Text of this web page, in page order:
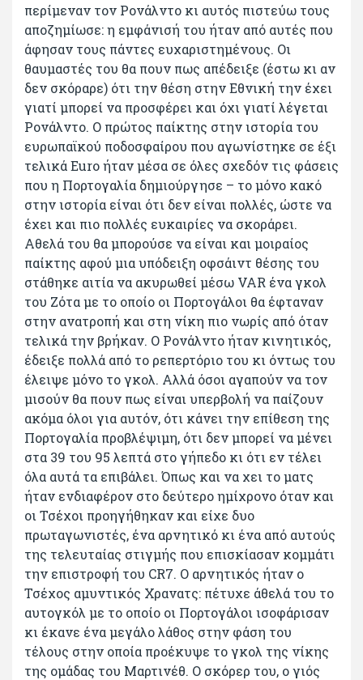
περίμεναν τον Ρονάλντο κι αυτός πιστεύω τους
αποζημίωσε: η εμφάνισή του ήταν από αυτές που
άφησαν τους πάντες ευχαριστημένους. Οι
θαυμαστές του θα πουν πως απέδειξε (έστω κι αν
δεν σκόραρε) ότι την θέση στην Εθνική την έχει
γιατί μπορεί να προσφέρει και όχι γιατί λέγεται
Ρονάλντο. Ο πρώτος παίκτης στην ιστορία του
ευρωπαϊκού ποδοσφαίρου που αγωνίστηκε σε έξι
τελικά Euro ήταν μέσα σε όλες σχεδόν τις φάσεις
που η Πορτογαλία δημιούργησε – το μόνο κακό
στην ιστορία είναι ότι δεν είναι πολλές, ώστε να
έχει και πιο πολλές ευκαιρίες να σκοράρει.
Αθελά του θα μπορούσε να είναι και μοιραίος
παίκτης αφού μια υπόδειξη οφσάιντ θέσης του
στάθηκε αιτία να ακυρωθεί μέσω VAR ένα γκολ
του Ζότα με το οποίο οι Πορτογάλοι θα έφταναν
στην ανατροπή και στη νίκη πιο νωρίς από όταν
τελικά την βρήκαν. Ο Ρονάλντο ήταν κινητικός,
έδειξε πολλά από το ρεπερτόριο του κι όντως του
έλειψε μόνο το γκολ. Αλλά όσοι αγαπούν να τον
μισούν θα πουν πως είναι υπερβολή να παίζουν
ακόμα όλοι για αυτόν, ότι κάνει την επίθεση της
Πορτογαλία προβλέψιμη, ότι δεν μπορεί να μένει
στα 39 του 95 λεπτά στο γήπεδο κι ότι εν τέλει
όλα αυτά τα επιβάλει. Όπως και να χει το ματς
ήταν ενδιαφέρον στο δεύτερο ημίχρονο όταν και
οι Τσέχοι προηγήθηκαν και είχε δυο
πρωταγωνιστές, ένα αρνητικό κι ένα από αυτούς
της τελευταίας στιγμής που επισκίασαν κομμάτι
την επιστροφή του CR7. Ο αρνητικός ήταν ο
Τσέχος αμυντικός Χρανατς: πέτυχε άθελά του το
αυτογκόλ με το οποίο οι Πορτογάλοι ισοφάρισαν
κι έκανε ένα μεγάλο λάθος στην φάση του
τέλους στην οποία προέκυψε το γκολ της νίκης
της ομάδας του Μαρτινέθ. Ο σκόρερ του, ο γιός